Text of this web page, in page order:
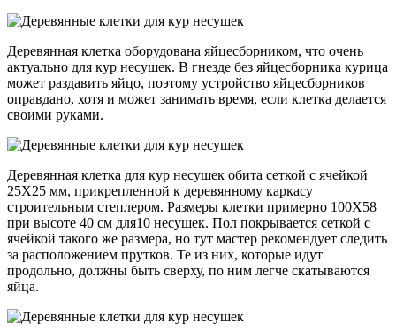
Деревянная клетка оборудована яйцесборником, что очень
актуально для кур несушек. В гнезде без яйцесборника курица
может раздавить яйцо, поэтому устройство яйцесборников
оправдано, хотя и может занимать время, если клетка делается
своими руками.
Деревянная клетка для кур несушек обита сеткой с ячейкой
25Х25 мм, прикрепленной к деревянному каркасу
строительным степлером. Размеры клетки примерно 100Х58
при высоте 40 см для10 несушек. Пол покрывается сеткой с
ячейкой такого же размера, но тут мастер рекомендует следить
за расположением прутков. Те из них, которые идут
продольно, должны быть сверху, по ним легче скатываются
яйца.